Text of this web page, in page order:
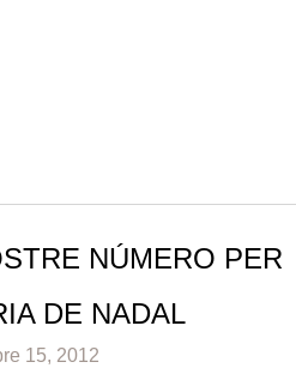
NÚMERO PER
DE NADAL
15, 2012